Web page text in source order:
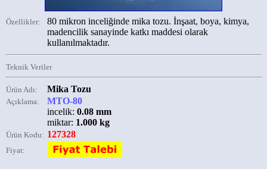
Özellikler:
80 mikron inceliğinde mika tozu. İnşaat, boya, kimya,
madencilik sanayinde katkı maddesi olarak
kullanılmaktadır.
Teknik Veriler
Ürün Adı: Mika Tozu
Açıklama:
MTO-80
incelik: 0.08 mm
miktar: 1.000 kg
Ürün Kodu: 127328
Fiyat: